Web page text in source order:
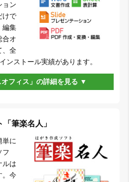
ョン
けで
編集
合オ
、全
ンストール実績があります。
オフィス」の詳細を見る
筆楽名人」
単に
フ
ルは
。今